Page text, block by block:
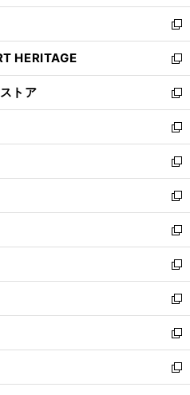
ウ
で
開
く
ン
ド
ウ
で
開
く
新
し
い
ウ
ィ
ン
ド
ウ
で
開
く
HERITAGE
新
し
い
ウ
ィ
ン
ド
ウ
で
開
く
トア
新
し
い
ウ
ィ
ン
ド
ウ
で
開
く
新
し
い
ウ
ィ
ン
ド
ウ
で
開
く
新
し
い
ウ
ィ
ン
ド
ウ
で
開
く
新
し
い
ウ
ィ
ン
ド
ウ
で
開
く
新
し
い
ウ
ィ
ン
ド
ウ
で
開
新
し
い
ウ
ィ
ン
ド
ウ
新
し
い
ウ
ィ
ン
新
し
い
ウ
新
し